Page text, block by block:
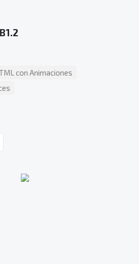
con Animaciones